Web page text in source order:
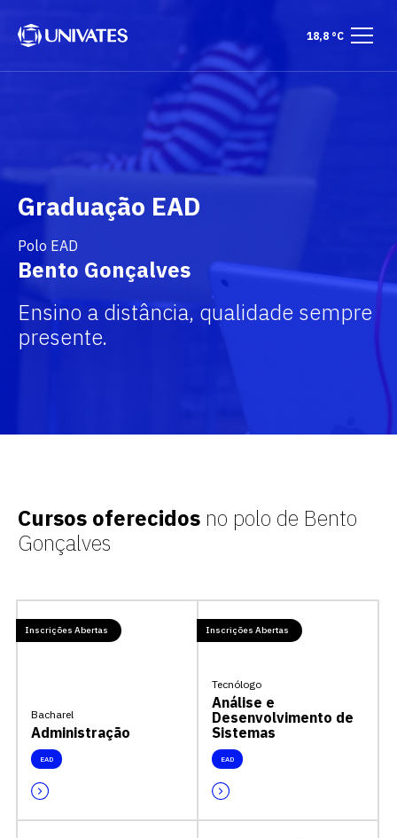
18,8 °C
Graduação EAD
Polo EAD
Bento Gonçalves
Ensino a distância, qualidade sempre
presente.
Cursos oferecidos no polo de Bento
Gonçalves
Inscrições Abertas
Bacharel
Administração
EAD
Inscrições Abertas
Tecnólogo
Análise e
Desenvolvimento de
Sistemas
EAD